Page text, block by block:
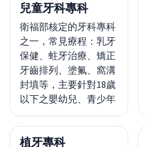
兒童牙科專科
衛福部核定的牙科專科
之一，常見療程：乳牙
保健、蛀牙治療、矯正
牙齒排列、塗氟、窩溝
封填等，主要針對18歲
以下之嬰幼兒、青少年
植牙專科